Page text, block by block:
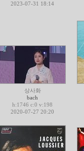
2023-07-31 18:14
상사화
bach
h:1746 c:0 v:198
2020-07-27 20:20